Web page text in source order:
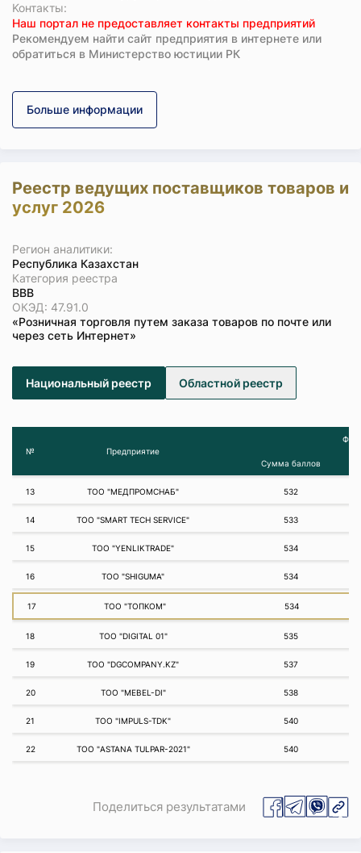
Koнтaкты:
Наш портал не предоставляет контакты предприятий
Рекомендуем найти сайт предприятия в интернете или
обратиться в Министерство юстиции РК
Больше информации
Реестр ведущих поставщиков товаров и
услуг 2026
Регион аналитики:
Республика Казахстан
Категория реестра
ВВВ
ОКЭД: 47.91.0
«Розничная торговля путем заказа товаров по почте или
через сеть Интернет»
Национальный реестр Областной реестр
№ Предприятие
Сумма баллов
13 ТОО "МЕДПРОМСНАБ" 532
14 ТОО "SMART TECH SERVICE" 533
15 ТОО "YENLIKTRADE" 534
16 ТОО "SHIGUMA" 534
17 ТОО "ТОПКОМ" 534
18 ТОО "DIGITAL 01" 535
19 ТОО "DGCOMPANY.KZ" 537
20 ТОО "MEBEL-DI" 538
21 ТОО "IMPULS-TDK" 540
22 ТОО "ASTANA TULPAR-2021" 540
Поделиться результатами